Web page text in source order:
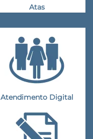
Atas
Atendimento Digital